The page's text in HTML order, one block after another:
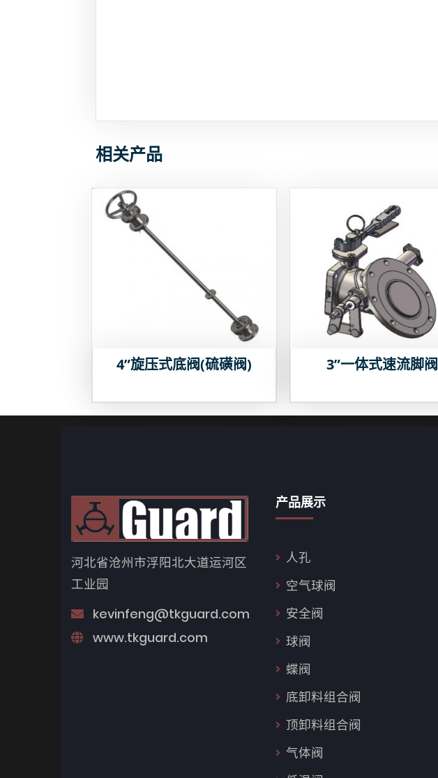
相关产品
4”旋压式底阀(硫磺阀) 3”一体式速流脚阀
河北省沧州市浮阳北大道运河区
工业园
kevinfeng@tkguard.com
www.tkguard.com
产品展示
人孔
空气球阀
安全阀
球阀
蝶阀
底卸料组合阀
顶卸料组合阀
气体阀